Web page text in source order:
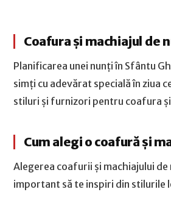
Coafura și machiajul de
Planificarea unei nunți în Sfântu
simți cu adevărat specială în ziua
stiluri și furnizori pentru coafura
Cum alegi o coafură și
Alegerea coafurii și machiajului
important să te inspiri din stilurile